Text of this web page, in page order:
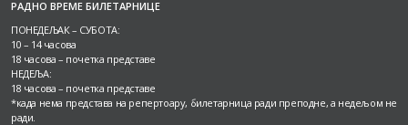
РАДНО ВРЕМЕ БИЛЕТАРНИЦЕ
ПОНЕДЕЉАК – СУБОТА:
10 – 14 часова
18 часова – почетка представе
НЕДЕЉА:
18 часова – почетка представе
*када нема представа на репертоару, билетарница ради преподне, а недељом не
ради.